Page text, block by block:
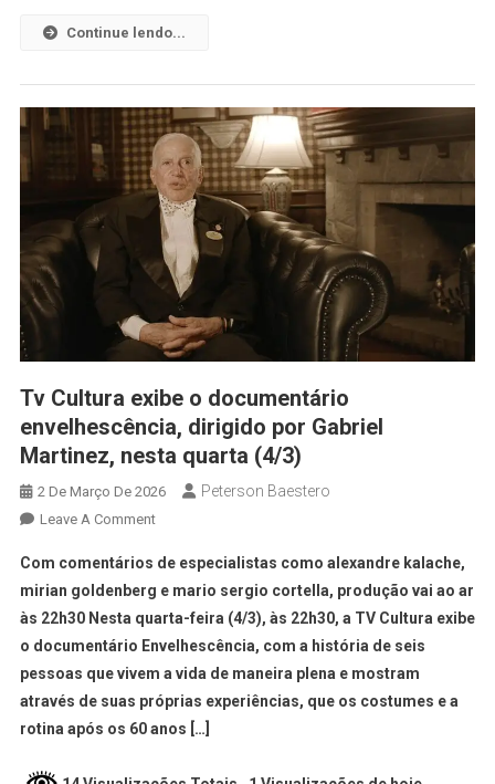
Continue lendo...
Tv Cultura exibe o documentário
envelhescência, dirigido por Gabriel
Martinez, nesta quarta (4/3)
2 De Março De 2026 Peterson Baestero
Leave A Comment
Com comentários de especialistas como alexandre kalache,
mirian goldenberg e mario sergio cortella, produção vai ao ar
às 22h30 Nesta quarta-feira (4/3), às 22h30, a TV Cultura exibe
o documentário Envelhescência, com a história de seis
pessoas que vivem a vida de maneira plena e mostram
através de suas próprias experiências, que os costumes e a
rotina após os 60 anos […]